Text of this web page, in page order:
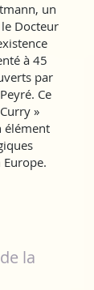
un
Docteur
à 45
par
Ce
»
élément
la